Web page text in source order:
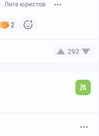
Лига юристов
2
292